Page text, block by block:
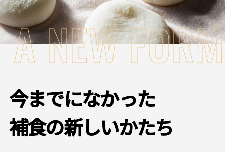
今までになかった
補食の新しいかたち
A NEW FORM